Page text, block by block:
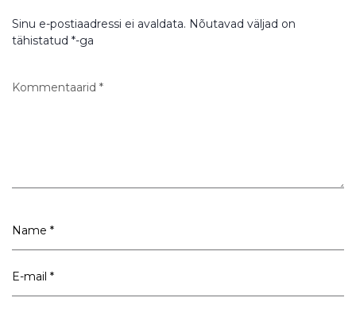
Sinu e-postiaadressi ei avaldata. Nõutavad väljad on
tähistatud *-ga